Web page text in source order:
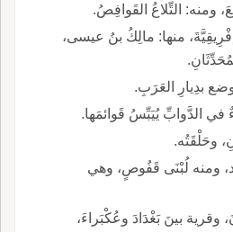
ومنه: التِّلاعُ القَوافِصُ.
منها: مالِكُ بنُ عيسى،
بدِيارِ العَرَبِ.
في الدَّوابِّ يُيَبِّسُ قَوائمَها.
وحَلْقَتُه.
ومنه لُبْنَى قَفُوصٍ، وهي
بينَ بَغْدَادَ وعُكْبَراءَ،